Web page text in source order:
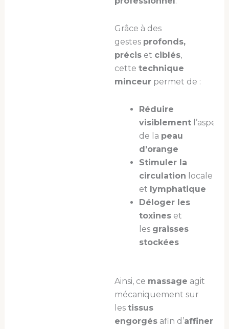
Grâce à des
gestes profonds,
précis et ciblés,
cette technique
minceur permet de :
Réduire
visiblement l’aspect
de la peau
d’orange
Stimuler la
circulation locale
et lymphatique
Déloger les
toxines et
les graisses
stockées
Ainsi, ce massage agit
mécaniquement sur
les tissus
engorgés afin d’affiner